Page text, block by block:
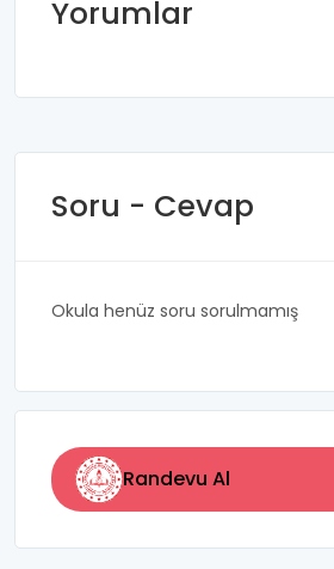
Yorumlar
Soru - Cevap
Okula henüz soru sorulmamış
Randevu Al